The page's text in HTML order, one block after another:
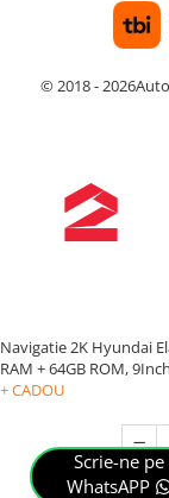
© 2018 -
Scrie-ne pe
WhatsAPP
Navigatie 2K Hyundai
RAM + 64GB ROM,
+ CADOU